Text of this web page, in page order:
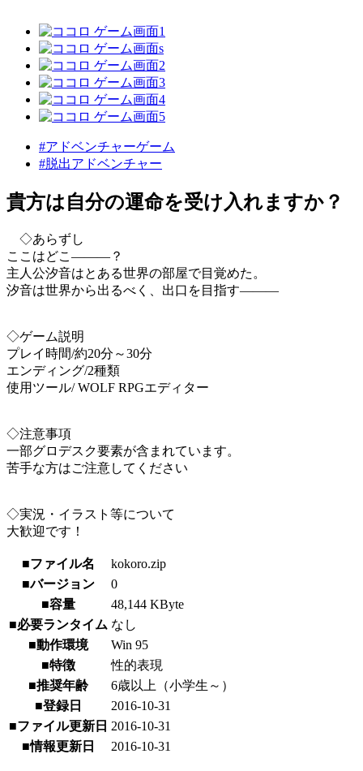
#アドベンチャーゲーム
#脱出アドベンチャー
貴方は自分の運命を受け入れますか？
◇あらずし
ここはどこ―――？
主人公汐音はとある世界の部屋で目覚めた。
汐音は世界から出るべく、出口を目指す―――
◇ゲーム説明
プレイ時間/約20分～30分
エンディング/2種類
使用ツール/ WOLF RPGエディター
◇注意事項
一部グロデスク要素が含まれています。
苦手な方はご注意してください
◇実況・イラスト等について
大歓迎です！
■ファイル名
kokoro.zip
■バージョン
0
■容量
48,144 KByte
■必要ランタイム なし
■動作環境
Win 95
■特徴
性的表現
■推奨年齢
6歳以上（小学生～）
■登録日
2016-10-31
■ファイル更新日 2016-10-31
■情報更新日
2016-10-31